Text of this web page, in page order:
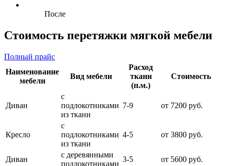
После
Стоимость перетяжки мягкой мебели
Полный прайс
Наименование
мебели
Вид мебели
Расход
ткани
(п.м.)
Стоимость
Диван
с
подлокотниками
из ткани
7-9 от 7200 руб.
Кресло
с
подлокотниками
из ткани
4-5 от 3800 руб.
Диван
с деревянными
подлокотниками
3-5 от 5600 руб.